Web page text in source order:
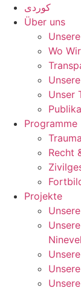
کوردی
Über uns
Wo
Unser
Programme
Recht
Projekte